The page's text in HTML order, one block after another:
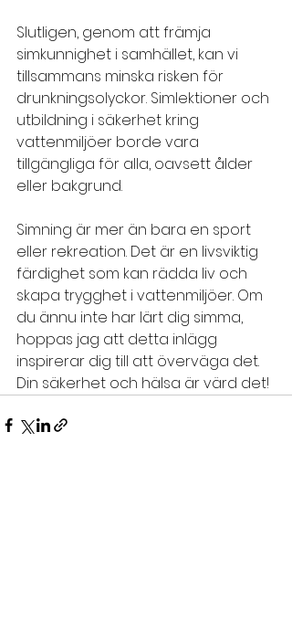
Slutligen, genom att främja
simkunnighet i samhället, kan vi
tillsammans minska risken för
drunkningsolyckor. Simlektioner och
utbildning i säkerhet kring
vattenmiljöer borde vara
tillgängliga för alla, oavsett ålder
eller bakgrund.
Simning är mer än bara en sport
eller rekreation. Det är en livsviktig
färdighet som kan rädda liv och
skapa trygghet i vattenmiljöer. Om
du ännu inte har lärt dig simma,
hoppas jag att detta inlägg
inspirerar dig till att överväga det.
Din säkerhet och hälsa är värd det!